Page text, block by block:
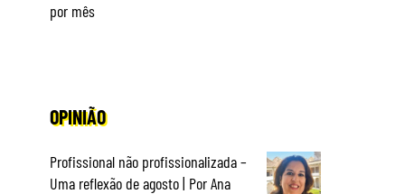
por mês
OPINIÃO
Profissional não profissionalizada –
Uma reflexão de agosto | Por Ana